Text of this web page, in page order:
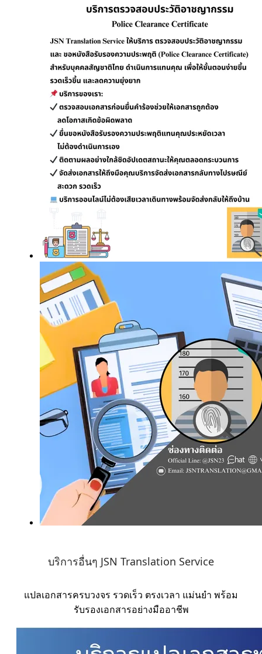
บริการอื่นๆ JSN Translation Service
แปลเอกสารครบวงจร รวดเร็ว ตรงเวลา แม่นยำ พร้อม
รับรองเอกสารอย่างมืออาชีพ